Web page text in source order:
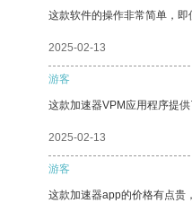
这款软件的操作非常简单，即
2025-02-13
游客
这款加速器VPM应用程序提
2025-02-13
游客
这款加速器app的价格有点贵